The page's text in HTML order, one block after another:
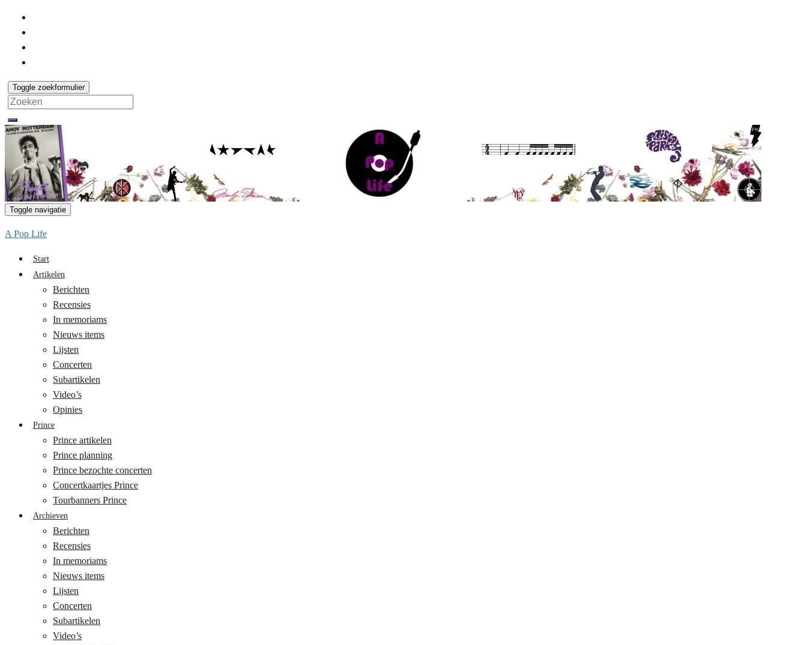
Toggle zoekformulier
Search
for:
Toggle navigatie
A Pop Life
Start
Artikelen
Berichten
Recensies
In memoriams
Nieuws items
Lijsten
Concerten
Subartikelen
Video’s
Opinies
Prince
Prince artikelen
Prince planning
Prince bezochte concerten
Concertkaartjes Prince
Tourbanners Prince
Archieven
Berichten
Recensies
In memoriams
Nieuws items
Lijsten
Concerten
Subartikelen
Video’s